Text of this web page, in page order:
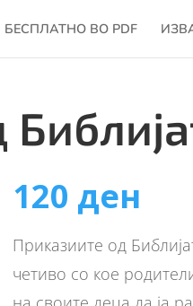
БЕСПЛАТНО ВО PDF
120 ден
Приказиите од
четиво со кое